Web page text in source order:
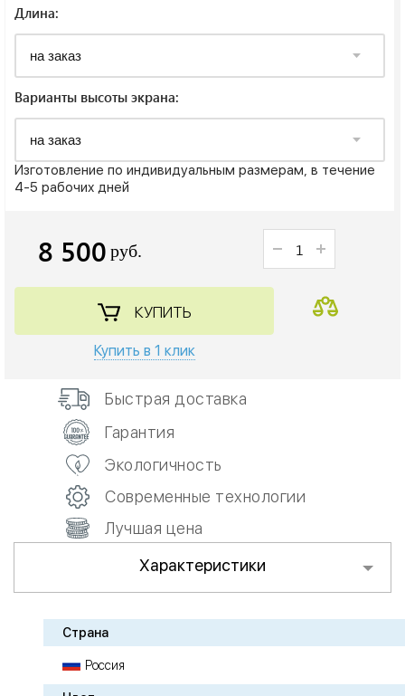
Длина:
Варианты высоты экрана:
Изготовление по индивидуальным размерам, в течение
4-5 рабочих дней
8 500 руб.
КУПИТЬ
Купить в 1 клик
Быстрая доставка
Гарантия
Экологичность
Современные технологии
Лучшая цена
Характеристики
Страна
Россия